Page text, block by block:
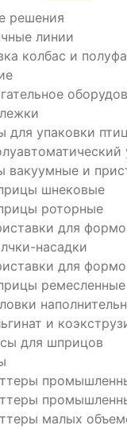
решения
линии
колбас и
для упаковки
вакуумные и
шнековые
роторные
для
насадки
для
ремесленные
и
для шприцов
малых